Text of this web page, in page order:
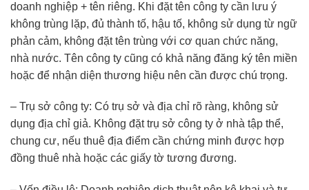
doanh nghiệp + tên riêng. Khi đặt tên công ty cần lưu ý
không trùng lặp, đủ thành tố, hậu tố, không sử dụng từ ngữ
phản cảm, không đặt tên trùng với cơ quan chức năng,
nhà nước. Tên công ty cũng có khả năng đăng ký tên miền
hoặc để nhận diện thương hiệu nên cần được chú trọng.
– Trụ sở công ty: Có trụ sở và địa chỉ rõ ràng, không sử
dụng địa chỉ giả. Không đặt trụ sở công ty ở nhà tập thể,
chung cư, nếu thuê địa điểm cần chứng minh được hợp
đồng thuê nhà hoặc các giấy tờ tương đương.